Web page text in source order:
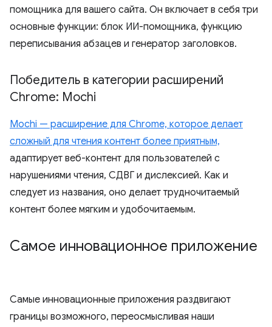
помощника для вашего сайта. Он включает в себя три
основные функции: блок ИИ-помощника, функцию
переписывания абзацев и генератор заголовков.
Победитель в категории расширений
Chrome: Mochi
Mochi — расширение для Chrome, которое делает
сложный для чтения контент более приятным,
адаптирует веб-контент для пользователей с
нарушениями чтения, СДВГ и дислексией. Как и
следует из названия, оно делает трудночитаемый
контент более мягким и удобочитаемым.
Самое инновационное приложение
Самые инновационные приложения раздвигают
границы возможного, переосмысливая наши